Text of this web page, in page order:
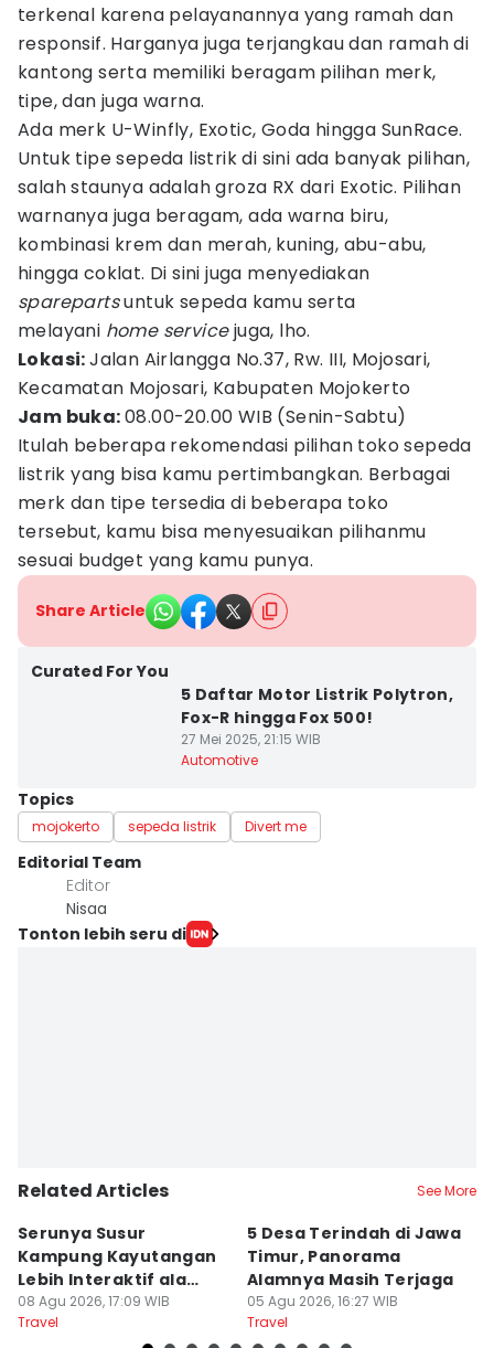
terkenal karena pelayanannya yang ramah dan
responsif. Harganya juga terjangkau dan ramah di
kantong serta memiliki beragam pilihan merk,
tipe, dan juga warna.
Ada merk U-Winfly, Exotic, Goda hingga SunRace.
Untuk tipe sepeda listrik di sini ada banyak pilihan,
salah staunya adalah groza RX dari Exotic. Pilihan
warnanya juga beragam, ada warna biru,
kombinasi krem dan merah, kuning, abu-abu,
hingga coklat. Di sini juga menyediakan
sparepartsuntuk sepeda kamu serta
melayani home servicejuga, lho.
Lokasi:Jalan Airlangga No.37, Rw. III, Mojosari,
Kecamatan Mojosari, Kabupaten Mojokerto
Jam buka:08.00-20.00 WIB (Senin-Sabtu)
Itulah beberapa rekomendasi pilihan toko sepeda
listrik yang bisa kamu pertimbangkan. Berbagai
merk dan tipe tersedia di beberapa toko
tersebut, kamu bisa menyesuaikan pilihanmu
sesuai budget yang kamu punya.
Share Article
Curated For You
5 Daftar Motor Listrik Polytron,
Fox-R hingga Fox 500!
27 Mei 2025, 21:15 WIB
Automotive
Topics
mojokerto sepeda listrik Divert me
Editorial Team
Editor
Nisaa
Tonton lebih seru di
Related Articles See More
Serunya Susur
Kampung Kayutangan
Lebih Interaktif ala
Kelana Race
08 Agu 2026, 17:09 WIB
Travel
5 Desa Terindah di Jawa
Timur, Panorama
Alamnya Masih Terjaga
05 Agu 2026, 16:27 WIB
Travel